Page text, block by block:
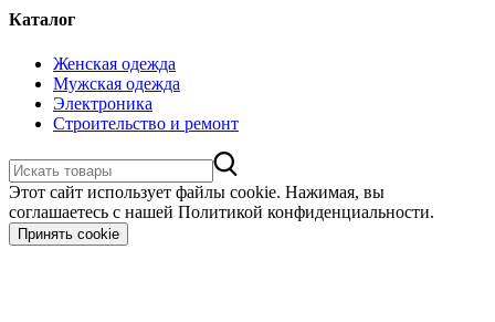
Каталог
Женская одежда
Мужская одежда
Электроника
Строительство и ремонт
Этот сайт использует файлы cookie. Нажимая, вы
соглашаетесь с нашей Политикой конфиденциальности.
Принять cookie